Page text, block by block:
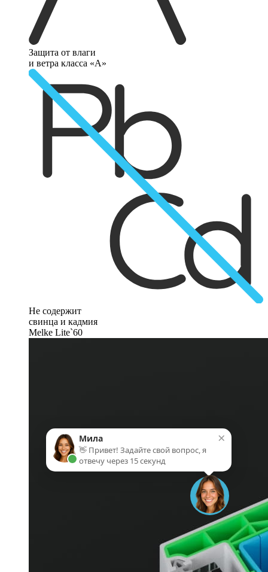
Защита от влаги
и ветра класса «А»
Не содержит
свинца и кадмия
Melke Lite`60
×
Мила
👋 Привет! Задайте свой вопрос, я
отвечу через 15 секунд